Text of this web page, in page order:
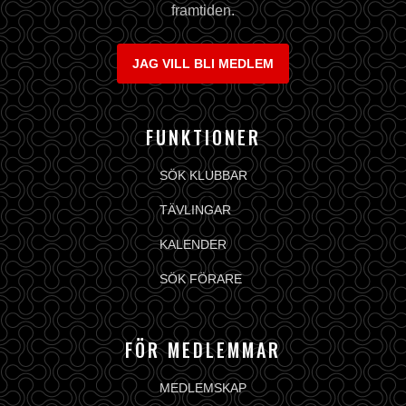
framtiden.
JAG VILL BLI MEDLEM
FUNKTIONER
SÖK KLUBBAR
TÄVLINGAR
KALENDER
SÖK FÖRARE
FÖR MEDLEMMAR
MEDLEMSKAP